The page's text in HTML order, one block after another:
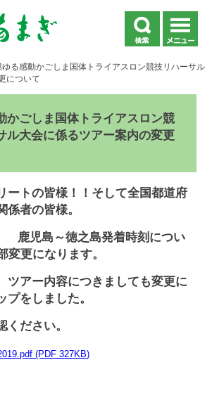
ゆる感動かごしま国体トライアスロン競技リハーサル
について
かごしま国体トライアスロン競
ル大会に係るツアー案内の変更
ートの皆様！！そして全国都道府
係者の皆様。
鹿児島～徳之島発着時刻につい
変更になります。
ツアー内容につきましても変更に
プをしました。
ださい。
(PDF 327KB)